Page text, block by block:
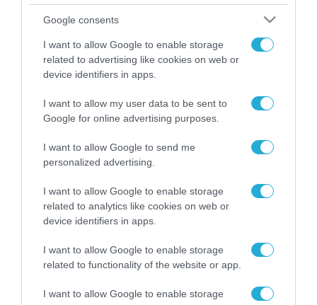
Google consents
I want to allow Google to enable storage
related to advertising like cookies on web or
device identifiers in apps.
I want to allow my user data to be sent to
Google for online advertising purposes.
I want to allow Google to send me
personalized advertising.
I want to allow Google to enable storage
related to analytics like cookies on web or
device identifiers in apps.
I want to allow Google to enable storage
related to functionality of the website or app.
I want to allow Google to enable storage
ΡΟΗ ΕΙΔΗΣΕΩΝ
Το χρηματοδοτούμενο
από την ΕΕ έργο “The
Gaming Police”
ενισχύει την ασφάλεια
των παιδιών στο
διαδίκτυο
ΑΑΔΕ: Διευκρινίσεις
παραβάσεις που
αφορούν τους ΦΗΜ
31.07.2026
Σ. Καλαφάτης: «Η
Τεχνητή Νοημοσύνη
δεν είναι απλώς μια
νέα τεχνολογία, είναι
μια νέα βιομηχανική
επανάσταση»
31.07.2026
για τη χρηματοδότηση